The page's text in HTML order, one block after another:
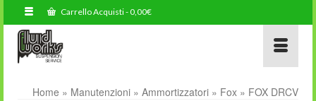
Carrello Acquisti-0,00€
Home » Manutenzioni » Ammortizzatori » Fox » FOX DRCV